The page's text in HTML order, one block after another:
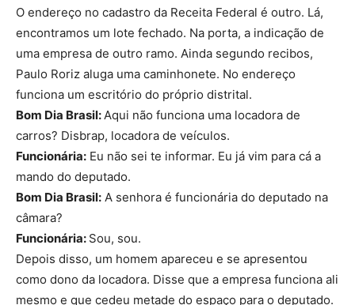
O endereço no cadastro da Receita Federal é outro. Lá,
encontramos um lote fechado. Na porta, a indicação de
uma empresa de outro ramo. Ainda segundo recibos,
Paulo Roriz aluga uma caminhonete. No endereço
funciona um escritório do próprio distrital.
Bom Dia Brasil:Aqui não funciona uma locadora de
carros? Disbrap, locadora de veículos.
Funcionária: Eu não sei te informar. Eu já vim para cá a
mando do deputado.
Bom Dia Brasil: A senhora é funcionária do deputado na
câmara?
Funcionária: Sou, sou.
Depois disso, um homem apareceu e se apresentou
como dono da locadora. Disse que a empresa funciona ali
mesmo e que cedeu metade do espaço para o deputado.